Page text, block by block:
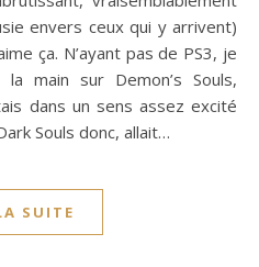
envers ceux qui y arrivent)
ça. N’ayant pas de PS3, je
main sur Demon’s Souls,
dans un sens assez excité
Souls donc, allait…
SUITE